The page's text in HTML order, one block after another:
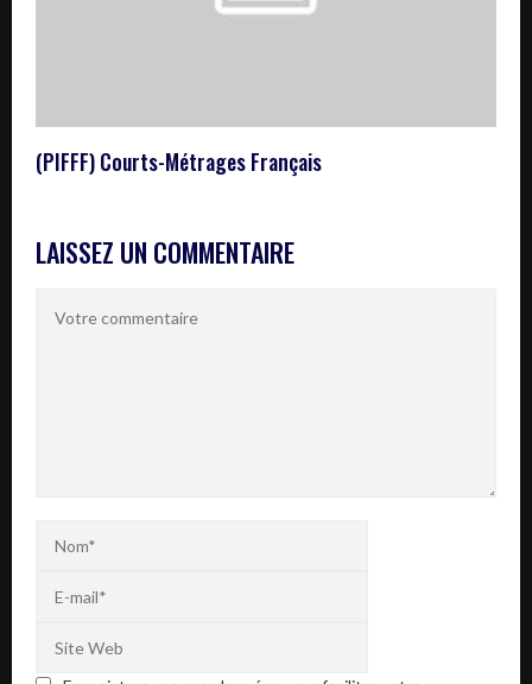
(PIFFF) Courts-Métrages Français
LAISSEZ UN COMMENTAIRE